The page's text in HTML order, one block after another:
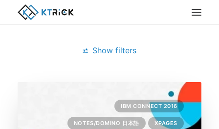
Show filters
IBM CONNECT 2016
NOTES/DOMINO 日本語 XPAGES